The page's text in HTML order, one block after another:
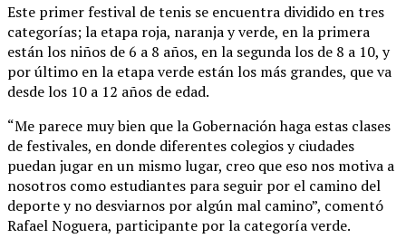
Este primer festival de tenis se encuentra dividido en tres
categorías; la etapa roja, naranja y verde, en la primera
están los niños de 6 a 8 años, en la segunda los de 8 a 10, y
por último en la etapa verde están los más grandes, que va
desde los 10 a 12 años de edad.
“Me parece muy bien que la Gobernación haga estas clases
de festivales, en donde diferentes colegios y ciudades
puedan jugar en un mismo lugar, creo que eso nos motiva a
nosotros como estudiantes para seguir por el camino del
deporte y no desviarnos por algún mal camino”, comentó
Rafael Noguera, participante por la categoría verde.